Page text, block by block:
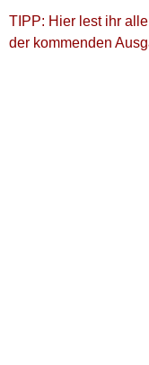
TIPP: Hier lest ihr
der kommenden